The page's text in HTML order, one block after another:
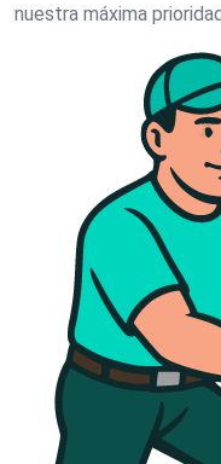
nuestra máxima